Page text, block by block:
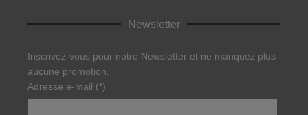
Newsletter
Inscrivez-vous pour notre Newsletter et ne manquez plus
aucune promotion.
Adresse e-mail (*)